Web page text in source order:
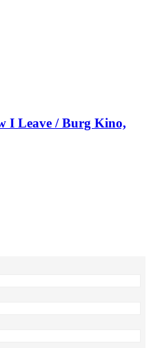
I Leave / Burg Kino,